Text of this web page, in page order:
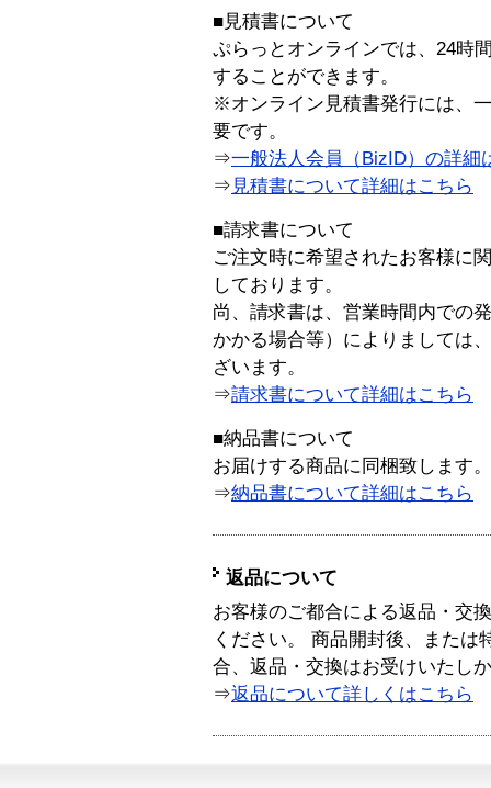
■見積書について
ぷらっとオンラインでは、24時
することができます。
※オンライン見積書発行には、
要です。
⇒一般法人会員（BizID）の詳細
⇒ 見積書について詳細はこちら
■請求書について
ご注文時に希望されたお客様に
しております。
尚、請求書は、営業時間内での
かかる場合等）によりましては
ざいます。
⇒請求書について詳細はこちら
■納品書について
お届けする商品に同梱致します。
⇒納品書について詳細はこちら
返品について
お客様のご都合による返品・交
ください。 商品開封後、または
合、返品・交換はお受けいたし
⇒返品について詳しくはこちら